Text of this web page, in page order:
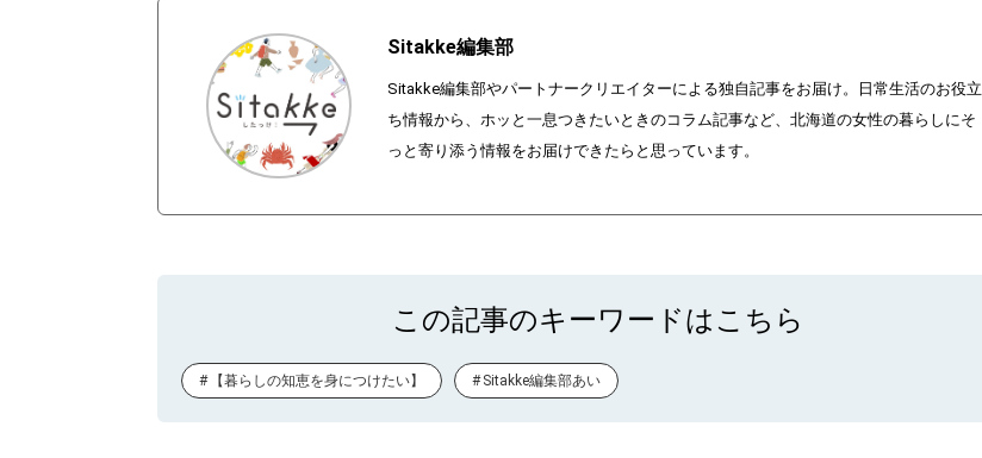
Sitakke編集部
Sitakke編集部やパートナークリエイターによる独自記事をお届け。日常生活のお役立
ち情報から、ホッと一息つきたいときのコラム記事など、北海道の女性の暮らしにそ
っと寄り添う情報をお届けできたらと思っています。
この記事のキーワードはこちら
【暮らしの知恵を身につけたい】 Sitakke編集部あい